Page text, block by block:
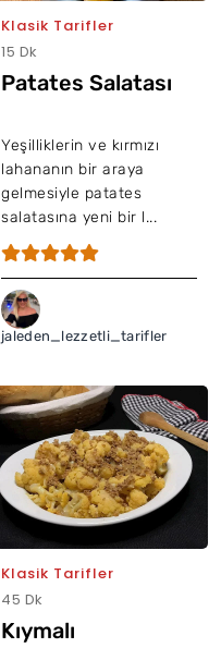
Klasik Tarifler
15 Dk
Patates Salatası
Yeşilliklerin ve kırmızı
lahananın bir araya
gelmesiyle patates
salatasına yeni bir l...
jaleden_lezzetli_tarifler
Klasik Tarifler
45 Dk
Kıymalı